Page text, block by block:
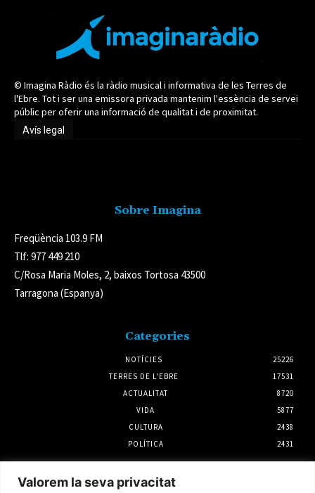
Valorem la seva privacitat
© Imagina Ràdio és la ràdio musical i informativa de les Terres de
l'Ebre. Tot i ser una emissora privada mantenim l'essència de servei
públic per oferir una informació de qualitat i de proximitat.
Avís legal
Sobre Imagina
Freqüència 103.9 FM
Tlf: 977 449 210
C/Rosa Maria Moles, 2, baixos Tortosa 43500
Tarragona (Espanya)
Categories
NOTÍCIES
25226
TERRES DE L'EBRE
17531
ACTUALITAT
8720
VIDA
5877
CULTURA
2438
POLÍTICA
2431